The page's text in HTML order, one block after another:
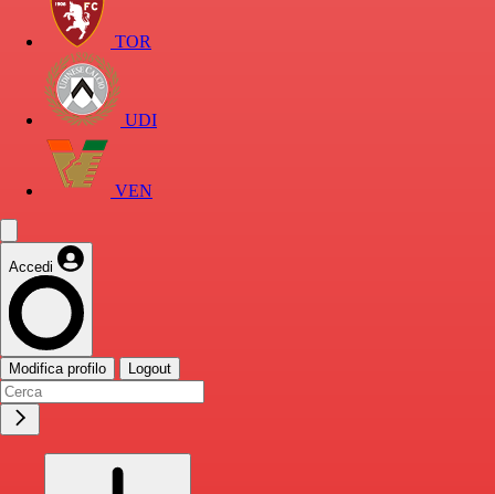
TOR
UDI
VEN
Accedi
Modifica profilo Logout